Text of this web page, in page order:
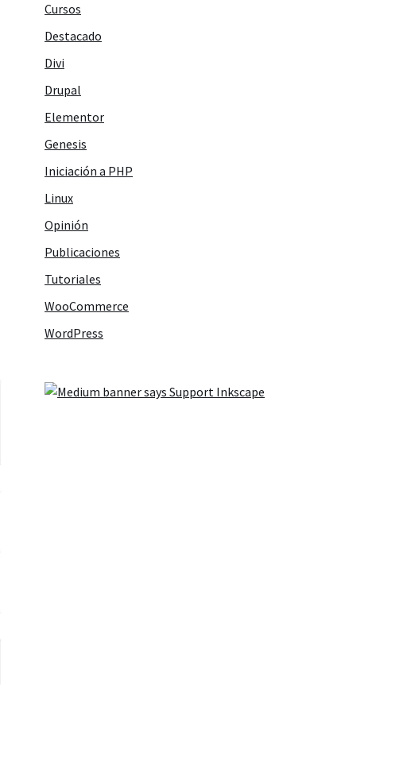
Cursos
Destacado
Divi
Drupal
Elementor
Genesis
Iniciación a PHP
Linux
Opinión
Publicaciones
Tutoriales
WooCommerce
WordPress